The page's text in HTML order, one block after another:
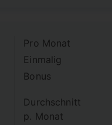
Pro Monat
Einmalig
Bonus
Durchschnitt
p. Monat